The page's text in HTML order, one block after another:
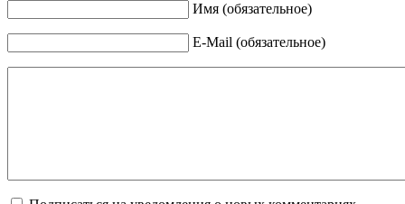
Имя (обязательное)
E-Mail (обязательное)